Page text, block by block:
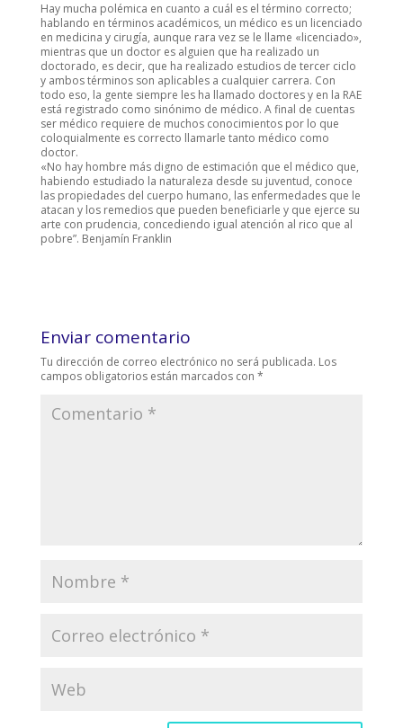
Hay mucha polémica en cuanto a cuál es el término correcto;
hablando en términos académicos, un médico es un licenciado
en medicina y cirugía, aunque rara vez se le llame «licenciado»,
mientras que un doctor es alguien que ha realizado un
doctorado, es decir, que ha realizado estudios de tercer ciclo
y ambos términos son aplicables a cualquier carrera. Con
todo eso, la gente siempre les ha llamado doctores y en la RAE
está registrado como sinónimo de médico. A final de cuentas
ser médico requiere de muchos conocimientos por lo que
coloquialmente es correcto llamarle tanto médico como
doctor.
«No hay hombre más digno de estimación que el médico que,
habiendo estudiado la naturaleza desde su juventud, conoce
las propiedades del cuerpo humano, las enfermedades que le
atacan y los remedios que pueden beneficiarle y que ejerce su
arte con prudencia, concediendo igual atención al rico que al
pobre”. Benjamín Franklin
Enviar comentario
Tu dirección de correo electrónico no será publicada. Los
campos obligatorios están marcados con *